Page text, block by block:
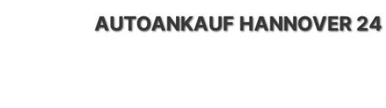
AUTOANKAUF HANNOVER 24